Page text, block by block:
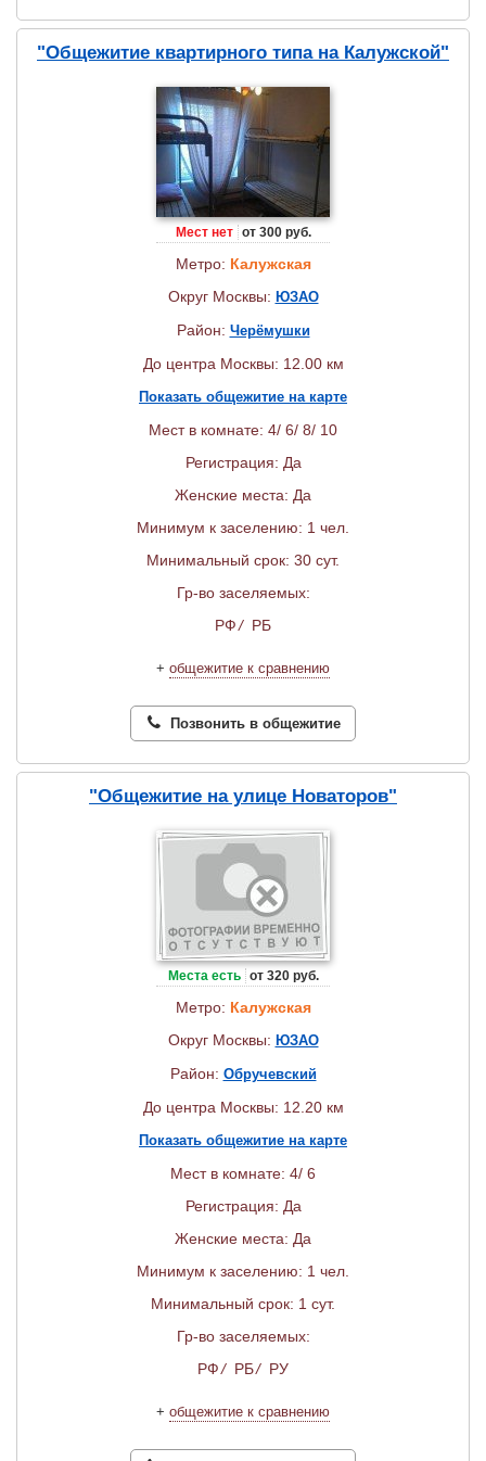
"Общежитие квартирного типа на Калужской"
Мест нет от 300 руб.
Метро: Калужская
Округ Москвы: ЮЗАО
Район: Черёмушки
До центра Москвы: 12.00 км
Показать общежитие на карте
Мест в комнате: 4/ 6/ 8/ 10
Регистрация: Да
Женские места: Да
Минимум к заселению: 1 чел.
Минимальный срок: 30 сут.
Гр-во заселяемых:
РФ/ РБ
+ общежитие к сравнению
Позвонить в общежитие
"Общежитие на улице Новаторов"
Места есть от 320 руб.
Метро: Калужская
Округ Москвы: ЮЗАО
Район: Обручевский
До центра Москвы: 12.20 км
Показать общежитие на карте
Мест в комнате: 4/ 6
Регистрация: Да
Женские места: Да
Минимум к заселению: 1 чел.
Минимальный срок: 1 сут.
Гр-во заселяемых:
РФ/ РБ/ РУ
+ общежитие к сравнению